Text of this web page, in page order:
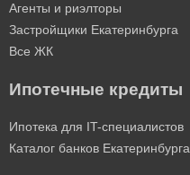
Агенты и риэлторы
Застройщики Екатеринбурга
Все ЖК
Ипотечные кредиты
Ипотека для IT-специалистов
Каталог банков Екатеринбурга